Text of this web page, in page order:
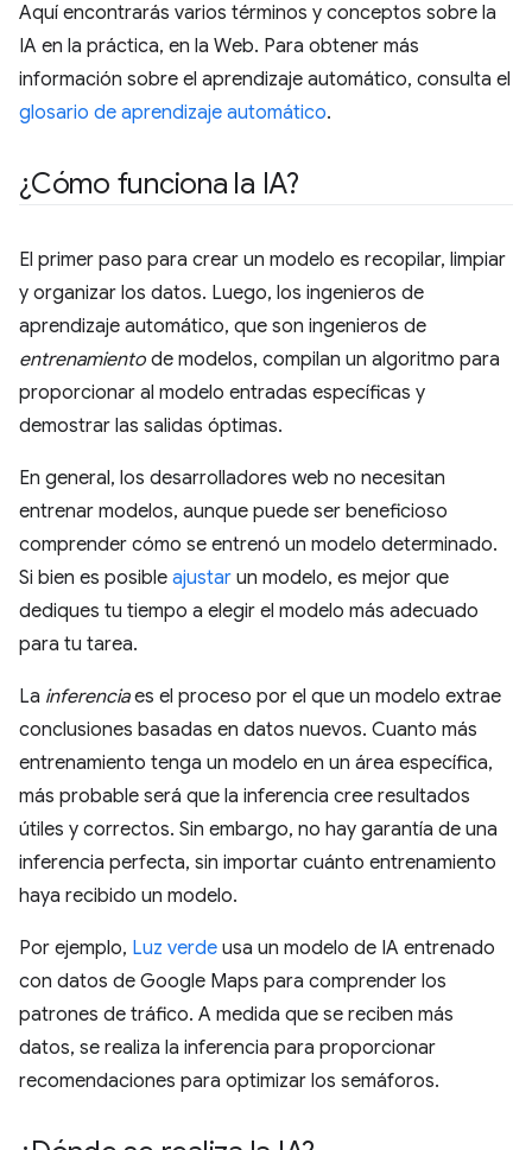
Aquí encontrarás varios términos y conceptos sobre la
IA en la práctica, en la Web. Para obtener más
información sobre el aprendizaje automático, consulta el
glosario de aprendizaje automático.
¿Cómo funciona la IA?
El primer paso para crear un modelo es recopilar, limpiar
y organizar los datos. Luego, los ingenieros de
aprendizaje automático, que son ingenieros de
entrenamiento de modelos, compilan un algoritmo para
proporcionar al modelo entradas específicas y
demostrar las salidas óptimas.
En general, los desarrolladores web no necesitan
entrenar modelos, aunque puede ser beneficioso
comprender cómo se entrenó un modelo determinado.
Si bien es posible ajustar un modelo, es mejor que
dediques tu tiempo a elegir el modelo más adecuado
para tu tarea.
La inferenciaes el proceso por el que un modelo extrae
conclusiones basadas en datos nuevos. Cuanto más
entrenamiento tenga un modelo en un área específica,
más probable será que la inferencia cree resultados
útiles y correctos. Sin embargo, no hay garantía de una
inferencia perfecta, sin importar cuánto entrenamiento
haya recibido un modelo.
Por ejemplo, Luz verde usa un modelo de IA entrenado
con datos de Google Maps para comprender los
patrones de tráfico. A medida que se reciben más
datos, se realiza la inferencia para proporcionar
recomendaciones para optimizar los semáforos.